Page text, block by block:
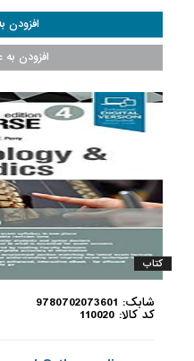
کتاب
شابک: 9780702073601
کد کالا: 110020